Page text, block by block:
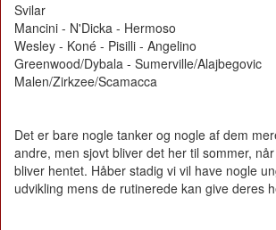
Svilar
Mancini - N'Dicka - Hermoso
Wesley - Koné - Pisilli - Angelino
Greenwood/Dybala - Sumerville/Alajbegovic
Malen/Zirkzee/Scamacca
Det er bare nogle tanker og nogle af dem
andre, men sjovt bliver det her til sommer,
bliver hentet. Håber stadig vi vil have nogle
udvikling mens de rutinerede kan give deres